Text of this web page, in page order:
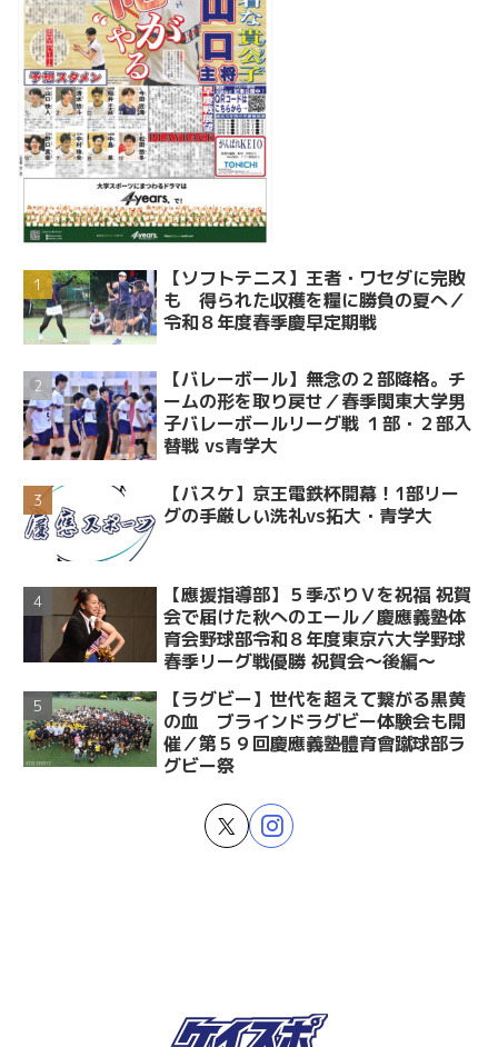
【ソフトテニス】王者・ワセダに完敗
も 得られた収穫を糧に勝負の夏へ／
令和８年度春季慶早定期戦
【バレーボール】無念の２部降格。チ
ームの形を取り戻せ／春季関東大学男
子バレーボールリーグ戦 １部・２部入
替戦 vs青学大
【バスケ】京王電鉄杯開幕！1部リー
グの手厳しい洗礼vs拓大・青学大
【應援指導部】５季ぶりＶを祝福 祝賀
会で届けた秋へのエール／慶應義塾体
育会野球部令和８年度東京六大学野球
春季リーグ戦優勝 祝賀会～後編～
【ラグビー】世代を超えて繋がる黒黄
の血 ブラインドラグビー体験会も開
催／第５９回慶應義塾體育會蹴球部ラ
グビー祭